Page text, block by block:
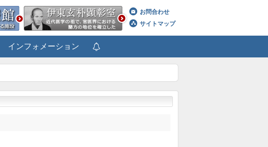
お問合わせ
サイトマップ
インフォメーション